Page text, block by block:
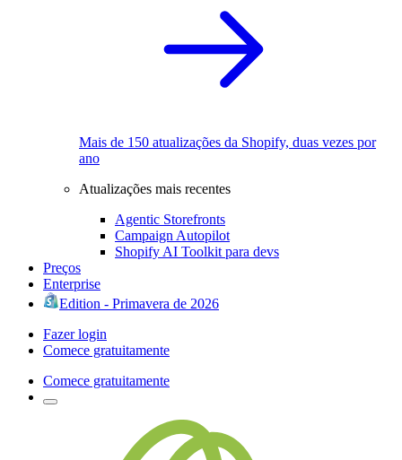
Mais de 150 atualizações da Shopify, duas vezes por
ano
Atualizações mais recentes
Agentic Storefronts
Campaign Autopilot
Shopify AI Toolkit para devs
Preços
Enterprise
Edition - Primavera de 2026
Fazer login
Comece gratuitamente
Comece gratuitamente